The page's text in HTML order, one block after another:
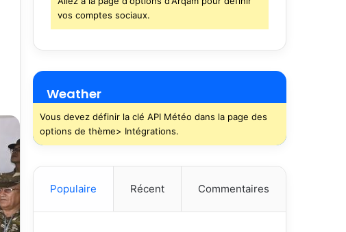
vos comptes sociaux.
Weather
Vous devez définir la clé API Météo dans la page des
options de thème> Intégrations.
Populaire Récent Commentaires